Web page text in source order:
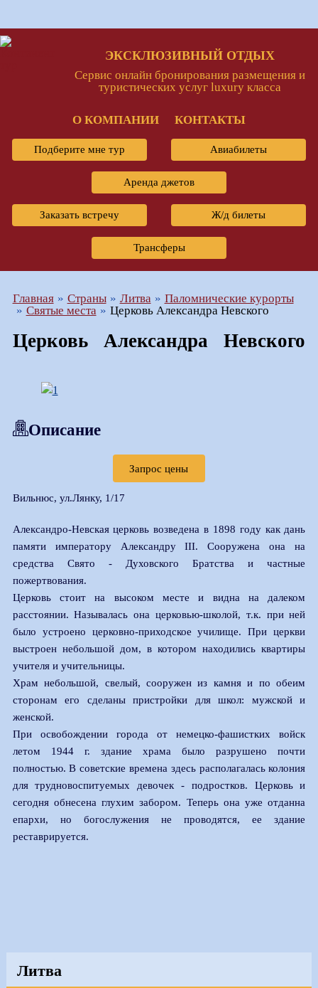
ЭКСКЛЮЗИВНЫЙ ОТДЫХ
Сервис онлайн бронирования размещения и
туристических услуг luxury класса
О КОМПАНИИ КОНТАКТЫ
Подберите мне тур Авиабилеты
Аренда джетов
Заказать встречу Ж/д билеты
Трансферы
Главная Страны Литва
Паломнические курорты
Святые места
Церковь Александра Невского
Церковь Александра Невского
Описание
Запрос цены
Вильнюс, ул.Лянку, 1/17
Александро-Невская церковь возведена в 1898 году как дань
памяти императору Александру III. Сооружена она на
средства Свято - Духовского Братства и частные
пожертвования.
Церковь стоит на высоком месте и видна на далеком
расстоянии. Называлась она церковью-школой, т.к. при ней
было устроено церковно-приходское училище. При церкви
выстроен небольшой дом, в котором находились квартиры
учителя и учительницы.
Храм небольшой, свелый, сооружен из камня и по обеим
сторонам его сделаны пристройки для школ: мужской и
женской.
При освобождении города от немецко-фашистких войск
летом 1944 г. здание храма было разрушено почти
полностью. В советские времена здесь располагалась колония
для трудновоспитуемых девочек - подростков. Церковь и
сегодня обнесена глухим забором. Теперь она уже отданна
епархи, но богослужения не проводятся, ее здание
реставрируется.
Литва